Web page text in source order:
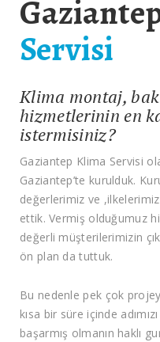
Servisi
Klima montaj,
hizmetlerinin en
istermisiniz?
Gaziantep Klima Servisi
Gaziantep’te kurulduk.
değerlerimiz ve ,ilkelerimiz
ettik. Vermiş olduğumuz
değerli müşterilerimizin
ön plan da tuttuk.
Bu nedenle pek çok
kısa bir süre içinde
başarmış olmanın haklı